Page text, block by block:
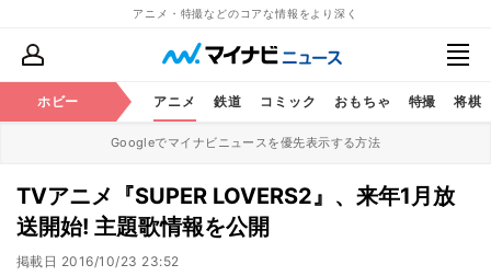
アニメ・特撮などのコアな情報をより深く
ホビー アニメ 鉄道 コミック おもちゃ 特撮 将棋
Googleでマイナビニュースを優先表示する方法
TVアニメ『SUPER LOVERS2』、来年1月放
送開始! 主題歌情報を公開
掲載日 2016/10/23 23:52